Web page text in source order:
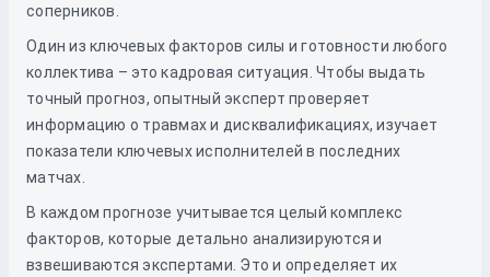
соперников.
Один из ключевых факторов силы и готовности любого
коллектива – это кадровая ситуация. Чтобы выдать
точный прогноз, опытный эксперт проверяет
информацию о травмах и дисквалификациях, изучает
показатели ключевых исполнителей в последних
матчах.
В каждом прогнозе учитывается целый комплекс
факторов, которые детально анализируются и
взвешиваются экспертами. Это и определяет их